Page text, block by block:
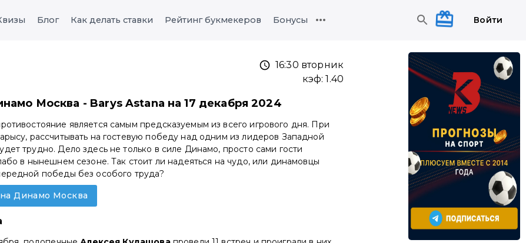
Блог Как делать ставки Рейтинг букмекеров Бонусы Войти
16:30 вторник
кэф:1.40
Москва - Barys Astana на 17 декабря 2024
является самым предсказуемым из всего игрового дня. При
рассчитывать на гостевую победу над одним из лидеров Западной
трудно. Дело здесь не только в силе Динамо, просто сами гости
в нынешнем сезоне. Так стоит ли надеяться на чудо, или динамовцы
победы без особого труда?
на Динамо Москва